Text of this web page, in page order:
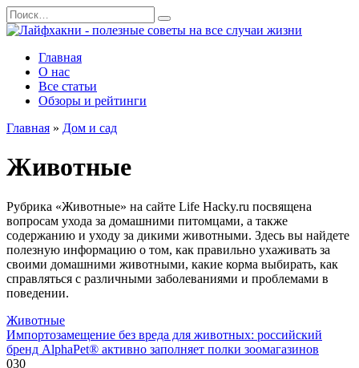
Перейти
к
содержанию
Search
for:
Главная
О нас
Все статьи
Обзоры и рейтинги
Главная » Дом и сад
Животные
Рубрика «Животные» на сайте Life Hacky.ru посвящена
вопросам ухода за домашними питомцами, а также
содержанию и уходу за дикими животными. Здесь вы найдете
полезную информацию о том, как правильно ухаживать за
своими домашними животными, какие корма выбирать, как
справляться с различными заболеваниями и проблемами в
поведении.
Животные
Импортозамещение без вреда для животных: российский
бренд AlphaPet® активно заполняет полки зоомагазинов
030